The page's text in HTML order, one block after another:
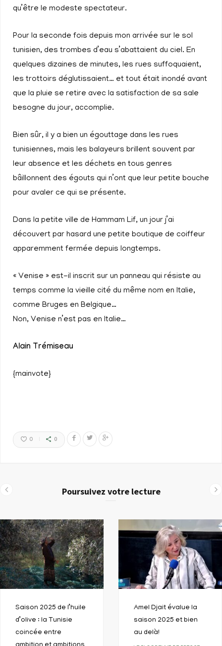
qu’être le modeste spectateur.
Pour la seconde fois depuis mon arrivée sur le sol
tunisien, des trombes d’eau s’abattaient du ciel. En
quelques dizaines de minutes, les rues suffoquaient,
les trottoirs déglutissaient… et tout était inondé avant
que la pluie se retire avec la satisfaction de sa sale
besogne du jour, accomplie.
Bien sûr, il y a bien un égouttage dans les rues
tunisiennes, mais les balayeurs brillent souvent par
leur absence et les déchets en tous genres
bâillonnent des égouts qui n’ont que leur petite bouche
pour avaler ce qui se présente.
Dans la petite ville de Hammam Lif, un jour j’ai
découvert par hasard une petite boutique de coiffeur
apparemment fermée depuis longtemps.
« Venise » est-il inscrit sur un panneau qui résiste au
temps comme la vieille cité du même nom en Italie,
comme Bruges en Belgique…
Non, Venise n’est pas en Italie…
Alain Trémiseau
{mainvote}
0 0
Poursuivez votre lecture
Saison 2025 de l’huile
d’olive : la Tunisie
coincée entre
Amel Djait évalue la
saison 2025 et bien
au delà!